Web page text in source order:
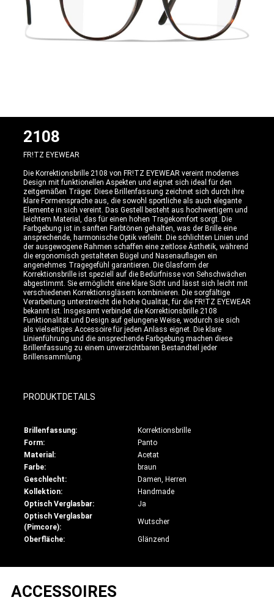
2108
FR!TZ EYEWEAR
Die Korrektionsbrille 2108 von FR!TZ EYEWEAR vereint modernes
Design mit funktionellen Aspekten und eignet sich ideal für den
zeitgemäßen Träger. Diese Brillenfassung zeichnet sich durch ihre
klare Formensprache aus, die sowohl sportliche als auch elegante
Elemente in sich vereint. Das Gestell besteht aus hochwertigem und
leichtem Material, das für einen hohen Tragekomfort sorgt. Die
Farbgebung ist in sanften Farbtönen gehalten, was der Brille eine
ansprechende, harmonische Optik verleiht. Die schlichten Linien und
der ausgewogene Rahmen schaffen eine zeitlose Ästhetik, während
die ergonomisch gestalteten Bügel und Nasenauflagen ein
angenehmes Tragegefühl garantieren. Die Glasform der
Korrektionsbrille ist speziell auf die Bedürfnisse von Sehschwächen
abgestimmt. Sie ermöglicht eine klare Sicht und lässt sich leicht mit
verschiedenen Korrektionsgläsern kombinieren. Die sorgfältige
Verarbeitung unterstreicht die hohe Qualität, für die FR!TZ EYEWEAR
bekannt ist. Insgesamt verbindet die Korrektionsbrille 2108
Funktionalität und Design auf gelungene Weise, wodurch sie sich
als vielseitiges Accessoire für jeden Anlass eignet. Die klare
Linienführung und die ansprechende Farbgebung machen diese
Brillenfassung zu einem unverzichtbaren Bestandteil jeder
Brillensammlung.
PRODUKTDETAILS
Brillenfassung:
Korrektionsbrille
Form:
Panto
Material:
Acetat
Farbe:
braun
Geschlecht:
Damen, Herren
Kollektion:
Handmade
Optisch Verglasbar:
Ja
Optisch Verglasbar
(Pimcore):
Wutscher
Oberfläche: Glänzend
ACCESSOIRES